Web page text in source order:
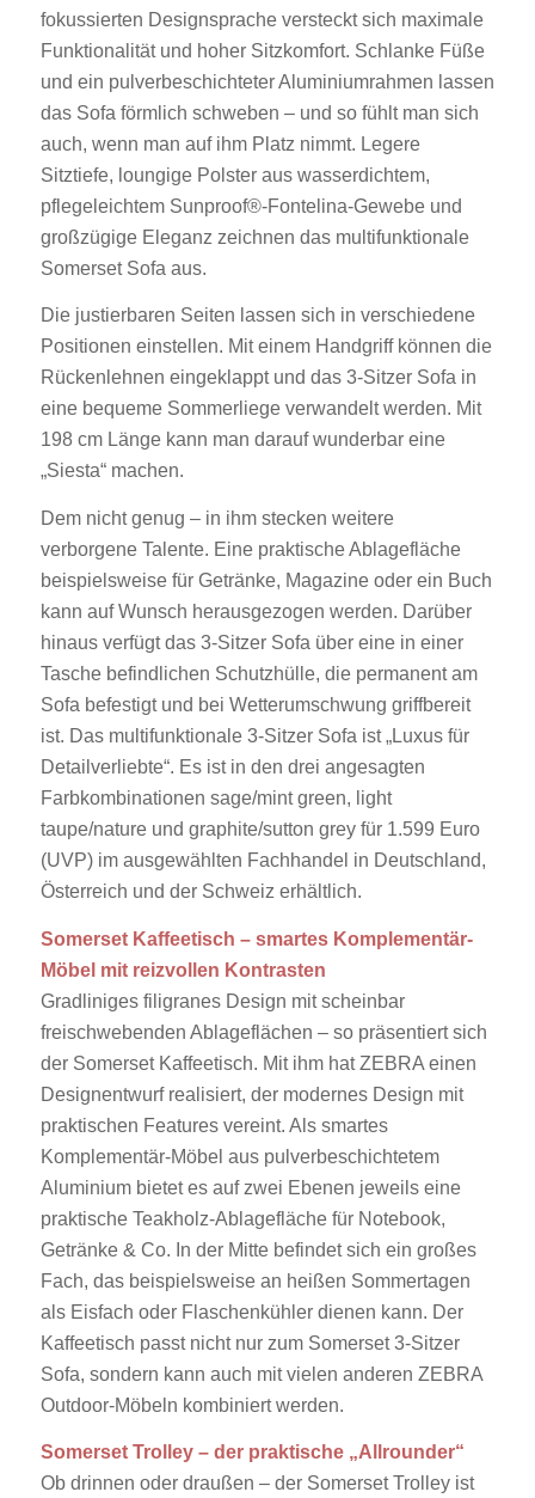
fokussierten Designsprache versteckt sich maximale
Funktionalität und hoher Sitzkomfort. Schlanke Füße
und ein pulverbeschichteter Aluminiumrahmen lassen
das Sofa förmlich schweben – und so fühlt man sich
auch, wenn man auf ihm Platz nimmt. Legere
Sitztiefe, loungige Polster aus wasserdichtem,
pflegeleichtem Sunproof®-Fontelina-Gewebe und
großzügige Eleganz zeichnen das multifunktionale
Somerset Sofa aus.
Die justierbaren Seiten lassen sich in verschiedene
Positionen einstellen. Mit einem Handgriff können die
Rückenlehnen eingeklappt und das 3-Sitzer Sofa in
eine bequeme Sommerliege verwandelt werden. Mit
198 cm Länge kann man darauf wunderbar eine
„Siesta“ machen.
Dem nicht genug – in ihm stecken weitere
verborgene Talente. Eine praktische Ablagefläche
beispielsweise für Getränke, Magazine oder ein Buch
kann auf Wunsch herausgezogen werden. Darüber
hinaus verfügt das 3-Sitzer Sofa über eine in einer
Tasche befindlichen Schutzhülle, die permanent am
Sofa befestigt und bei Wetterumschwung griffbereit
ist. Das multifunktionale 3-Sitzer Sofa ist „Luxus für
Detailverliebte“. Es ist in den drei angesagten
Farbkombinationen sage/mint green, light
taupe/nature und graphite/sutton grey für 1.599 Euro
(UVP) im ausgewählten Fachhandel in Deutschland,
Österreich und der Schweiz erhältlich.
Somerset Kaffeetisch – smartes Komplementär-
Möbel mit reizvollen Kontrasten
Gradliniges filigranes Design mit scheinbar
freischwebenden Ablageflächen – so präsentiert sich
der Somerset Kaffeetisch. Mit ihm hat ZEBRA einen
Designentwurf realisiert, der modernes Design mit
praktischen Features vereint. Als smartes
Komplementär-Möbel aus pulverbeschichtetem
Aluminium bietet es auf zwei Ebenen jeweils eine
praktische Teakholz-Ablagefläche für Notebook,
Getränke & Co. In der Mitte befindet sich ein großes
Fach, das beispielsweise an heißen Sommertagen
als Eisfach oder Flaschenkühler dienen kann. Der
Kaffeetisch passt nicht nur zum Somerset 3-Sitzer
Sofa, sondern kann auch mit vielen anderen ZEBRA
Outdoor-Möbeln kombiniert werden.
Somerset Trolley – der praktische „Allrounder“
Ob drinnen oder draußen – der Somerset Trolley ist